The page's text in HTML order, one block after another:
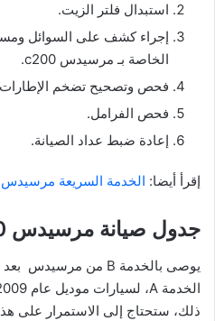
استبدال فلتر الزيت.
إجراء كشف على السوائل
الخاصة بـ مرسيدس c200.
فحص وتصحيح تضخم
فحص الفرامل.
إعادة ضبط عداد الصيانة.
إقرأ أيضا: الخدمة السريعة
جدول صيانة مرسيدس c200 الخدمة فئة B
ذلك، ستحتاج إلى الاستمرار على